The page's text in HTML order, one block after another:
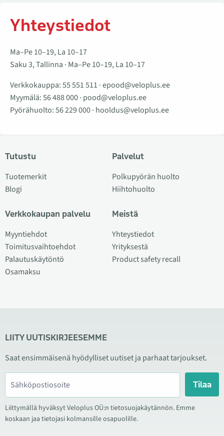
Yhteystiedot
Ma–Pe 10–19, La 10–17
Saku 3, Tallinna · Ma–Pe 10–19, La 10–17
Verkkokauppa:55 551 511 ·epood@veloplus.ee
Myymälä:56 488 000· pood@veloplus.ee
Pyörähuolto:56 229 000· hooldus@veloplus.ee
Tutustu
Tuotemerkit
Blogi
Verkkokaupan palvelu
Myyntiehdot
Toimitusvaihtoehdot
Palautuskäytöntö
Osamaksu
Palvelut
Polkupyörän huolto
Hiihtohuolto
Meistä
Yhteystiedot
Yrityksestä
Product safety recall
LIITY UUTISKIRJEESEMME
Saat ensimmäisenä hyödylliset uutiset ja parhaat tarjoukset.
Tilaa
Liittymällä hyväksyt Veloplus OÜ:n tietosuojakäytännön. Emme
koskaan jaa tietojasi kolmansille osapuolille.